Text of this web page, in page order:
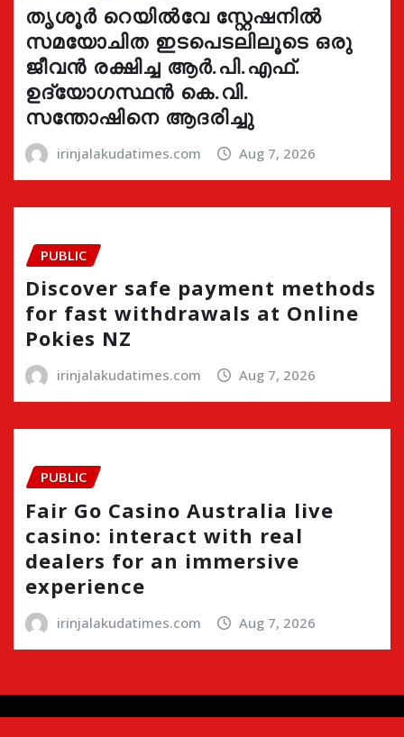
തൃശൂർ റെയിൽവേ സ്റ്റേഷനിൽ
സമയോചിത ഇടപെടലിലൂടെ ഒരു
ജീവൻ രക്ഷിച്ച ആർ.പി.എഫ്.
ഉദ്യോഗസ്ഥൻ കെ.വി.
സന്തോഷിനെ ആദരിച്ചു
irinjalakudatimes.com Aug 7, 2026
PUBLIC
Discover safe payment methods
for fast withdrawals at Online
Pokies NZ
irinjalakudatimes.com Aug 7, 2026
PUBLIC
Fair Go Casino Australia live
casino: interact with real
dealers for an immersive
experience
irinjalakudatimes.com Aug 7, 2026